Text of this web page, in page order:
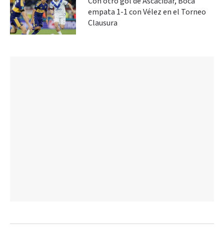
empata 1-1 con Vélez en el Torneo
Clausura